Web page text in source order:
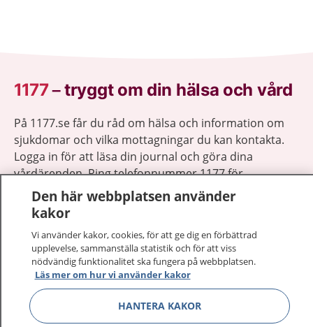
1177–tryggt om din hälsa och vård
På 1177.se får du råd om hälsa och information om
sjukdomar och vilka mottagningar du kan kontakta.
Logga in för att läsa din journal och göra dina
vårdärenden. Ring telefonnummer 1177 för
sjukvårdsrådgivning dygnet runt.
1177 ger dig råd när du vill må bättre.
1177 på flera språk Visa
Den här webbplatsen använder
kakor
Vi använder kakor, cookies, för att ge dig en förbättrad
upplevelse, sammanställa statistik och för att viss
nödvändig funktionalitet ska fungera på webbplatsen.
Läs mer om hur vi använder kakor
HANTERA KAKOR